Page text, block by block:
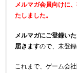
メルマガ会員向けに
たしました。
メルマガにご登録い
届きますので、未登
これまで、ゲーム会